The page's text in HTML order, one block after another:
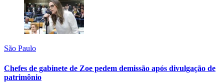
São Paulo
Chefes de gabinete de Zoe pedem demissão após divulgação de
patrimônio